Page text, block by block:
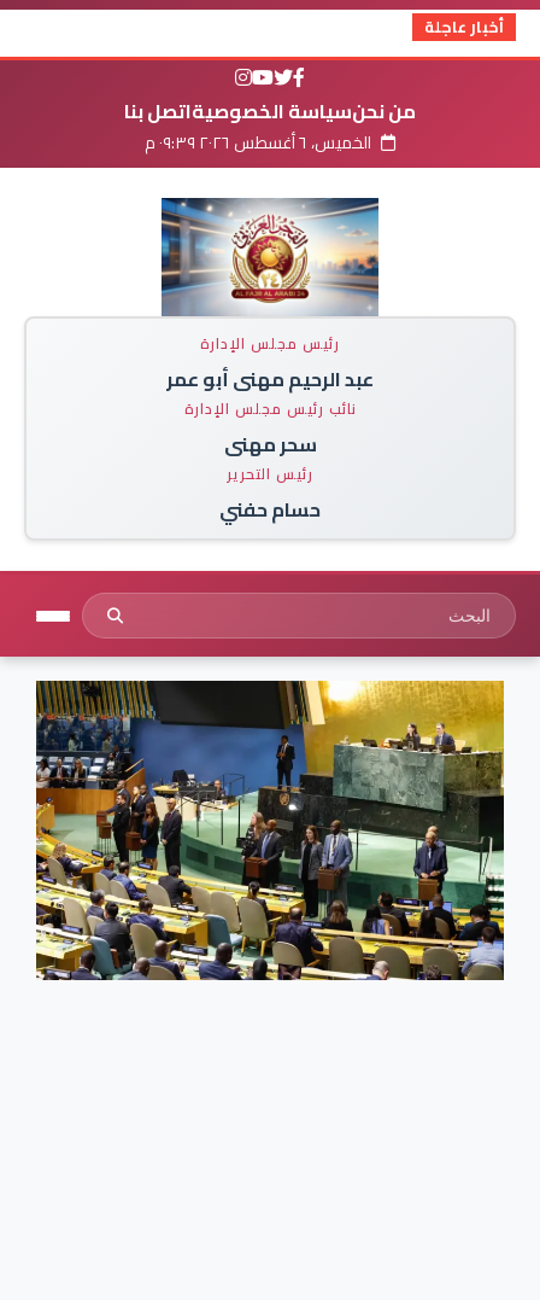
أخبار عاجلة
من نحنسياسة الخصوصيةاتصل بنا
الخميس، ٦ أغسطس ٢٠٢٦ ٠٩:٣٩ م
رئيس مجلس الإدارة
عبد الرحيم مهنى أبو عمر
نائب رئيس مجلس الإدارة
سحر مهنى
رئيس التحرير
حسام حفني